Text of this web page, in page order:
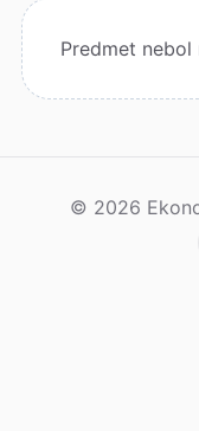
Predmet nebol
© 2026